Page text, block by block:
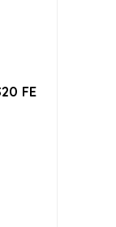
FE